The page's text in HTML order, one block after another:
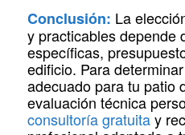
Conclusión: La
y practicables depende
específicas,
edificio. Para
adecuado para tu patio
evaluación técnica
consultoría gratuitay